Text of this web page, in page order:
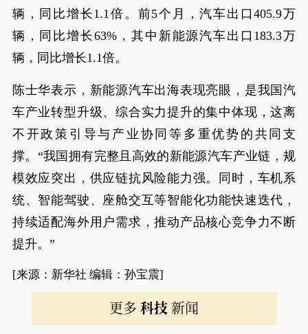
辆，同比增长1.1倍。前5个月，汽车出口405.9万
辆，同比增长63%，其中新能源汽车出口183.3万
辆，同比增长1.1倍。
陈士华表示，新能源汽车出海表现亮眼，是我国汽
车产业转型升级、综合实力提升的集中体现，这离
不开政策引导与产业协同等多重优势的共同支
撑。“我国拥有完整且高效的新能源汽车产业链，规
模效应突出，供应链抗风险能力强。同时，车机系
统、智能驾驶、座舱交互等智能化功能快速迭代，
持续适配海外用户需求，推动产品核心竞争力不断
提升。”
[来源：新华社 编辑：孙宝震]
更多 科技新闻